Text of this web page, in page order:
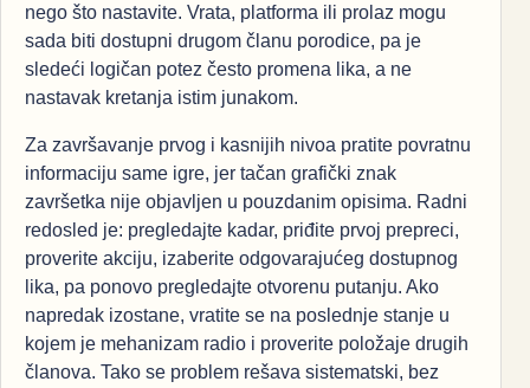
nego što nastavite. Vrata, platforma ili prolaz mogu
sada biti dostupni drugom članu porodice, pa je
sledeći logičan potez često promena lika, a ne
nastavak kretanja istim junakom.
Za završavanje prvog i kasnijih nivoa pratite povratnu
informaciju same igre, jer tačan grafički znak
završetka nije objavljen u pouzdanim opisima. Radni
redosled je: pregledajte kadar, priđite prvoj prepreci,
proverite akciju, izaberite odgovarajućeg dostupnog
lika, pa ponovo pregledajte otvorenu putanju. Ako
napredak izostane, vratite se na poslednje stanje u
kojem je mehanizam radio i proverite položaje drugih
članova. Tako se problem rešava sistematski, bez